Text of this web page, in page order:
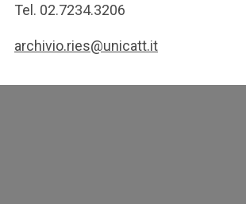
Tel. 02.7234.3206
archivio.ries@unicatt.it